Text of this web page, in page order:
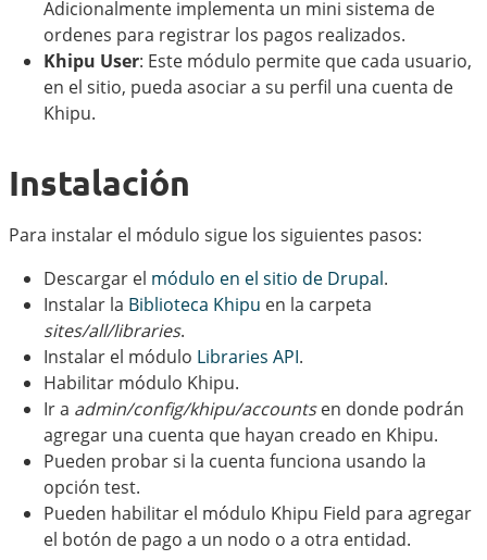
Adicionalmente implementa un mini sistema de
ordenes para registrar los pagos realizados.
Khipu User: Este módulo permite que cada usuario,
en el sitio, pueda asociar a su perfil una cuenta de
Khipu.
Instalación
Para instalar el módulo sigue los siguientes pasos:
Descargar el módulo en el sitio de Drupal.
Instalar la Biblioteca Khipu en la carpeta
sites/all/libraries.
Instalar el módulo Libraries API.
Habilitar módulo Khipu.
Ir a admin/config/khipu/accountsen donde podrán
agregar una cuenta que hayan creado en Khipu.
Pueden probar si la cuenta funciona usando la
opción test.
Pueden habilitar el módulo Khipu Field para agregar
el botón de pago a un nodo o a otra entidad.